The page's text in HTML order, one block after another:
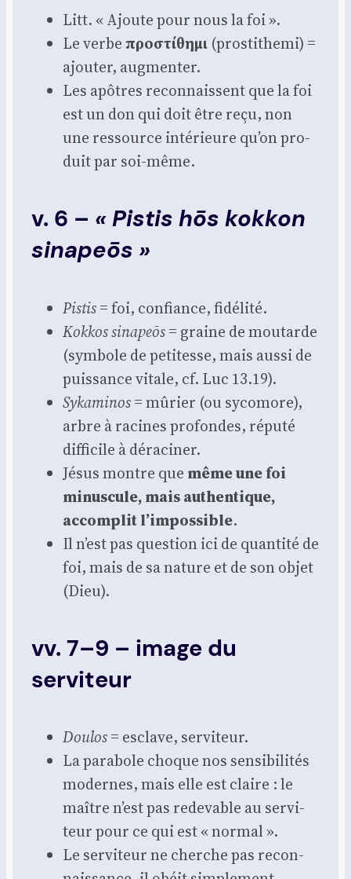
Litt. « Ajoute pour nous la foi ».
Le verbeπροστίθημι (pros­ti­the­mi) =
ajou­ter, aug­men­ter.
Les apôtres recon­naissent que la foi
est un don qui doit être reçu, non
une res­source inté­rieure qu’on pro­
duit par soi-même.
v. 6 – « Pistis hōs kokkon
sinapeōs »
Pis­tis= foi, confiance, fidé­li­té.
Kok­kos sina­peōs= graine de mou­tarde
(sym­bole de peti­tesse, mais aus­si de
puis­sance vitale, cf. Luc 13.19).
Syka­mi­nos= mûrier (ou syco­more),
arbre à racines pro­fondes, répu­té
dif­fi­cile à déra­ci­ner.
Jésus montre que même une foi
minus­cule, mais authen­tique,
accom­plit l’impossible.
Il n’est pas ques­tion ici de quan­ti­té de
foi, mais de sa nature et de son objet
(Dieu).
vv. 7–9 – image du
serviteur
Dou­los= esclave, ser­vi­teur.
La para­bole choque nos sen­si­bi­li­tés
modernes, mais elle est claire : le
maître n’est pas rede­vable au ser­vi­
teur pour ce qui est « nor­mal ».
Le ser­vi­teur ne cherche pas recon­